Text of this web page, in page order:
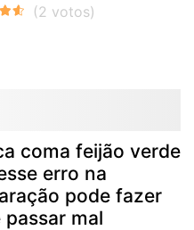
coma feijão verde
erro na
pode fazer
passar mal